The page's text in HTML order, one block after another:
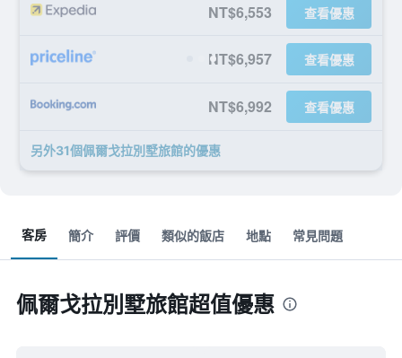
NT$6,553 查看優惠
NT$6,957 查看優惠
NT$6,992 查看優惠
另外31個佩爾戈拉別墅旅館​的優惠
客房 簡介 評價 類似的飯店 地點 常見問題
佩爾戈拉別墅旅館超值優惠